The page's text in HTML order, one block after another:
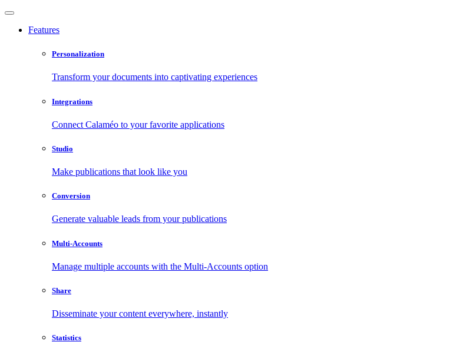
Features
Personalization
Transform your documents into captivating experiences
Integrations
Connect Calaméo to your favorite applications
Studio
Make publications that look like you
Conversion
Generate valuable leads from your publications
Multi-Accounts
Manage multiple accounts with the Multi-Accounts option
Share
Disseminate your content everywhere, instantly
Statistics